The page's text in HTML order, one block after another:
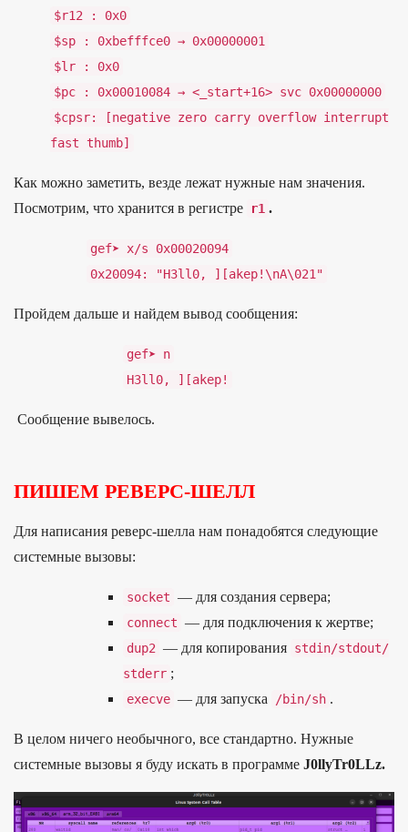
$r12
:
0x0
$sp
: 0xbefffce0 → 0x00000001
$lr
:
0x0
$pc
: 0x00010084 → < start+16> svc 0x00000000
$cpsr: [negative zero carry overflow interrupt
fast thumb]
Как мож­но заметить, вез­де лежат нуж­ные нам зна­чения.
Пос­мотрим, что хра­нит­ся в регис­тре
r1 .
gef➤ x/s 0x00020094
0x20094: "H3ll0, ][akep!\nA\021"
Прой­дем даль­ше и най­дем вывод сооб­щения:
gef➤ n
H3ll0, ][akep!
Сооб­щение вывелось.
ПИШЕМ РЕВЕРС-ШЕЛЛ
Для написа­ния реверс‑шел­ла нам понадо­бят­ся сле­дующие
сис­темные вызовы:
socket — для соз­дания сер­вера;
connect — для под­клю­чения к жер­тве;
dup2 — для копиро­вания stdin/stdout/
stderr ;
execve — для запус­ка /bin/sh .
В целом ничего необычного, все стандартно. Нужные
системные вызовы я буду искать в программе J0llyTr0LLz.